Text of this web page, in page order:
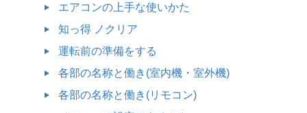
エアコンの上手な使いかた
知っ得 ノクリア
運転前の準備をする
各部の名称と働き(室内機・室外機)
各部の名称と働き(リモコン)